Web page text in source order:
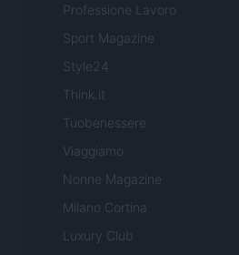
Professione Lavoro
Sport Magazine
Style24
Think.it
Tuobenessere
Viaggiamo
Nonne Magazine
Milano Cortina
Luxury Club